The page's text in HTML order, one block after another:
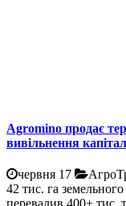
Agromino продає
вивільнення
червня 17
42 тис. га
перевалив 400+ тис.